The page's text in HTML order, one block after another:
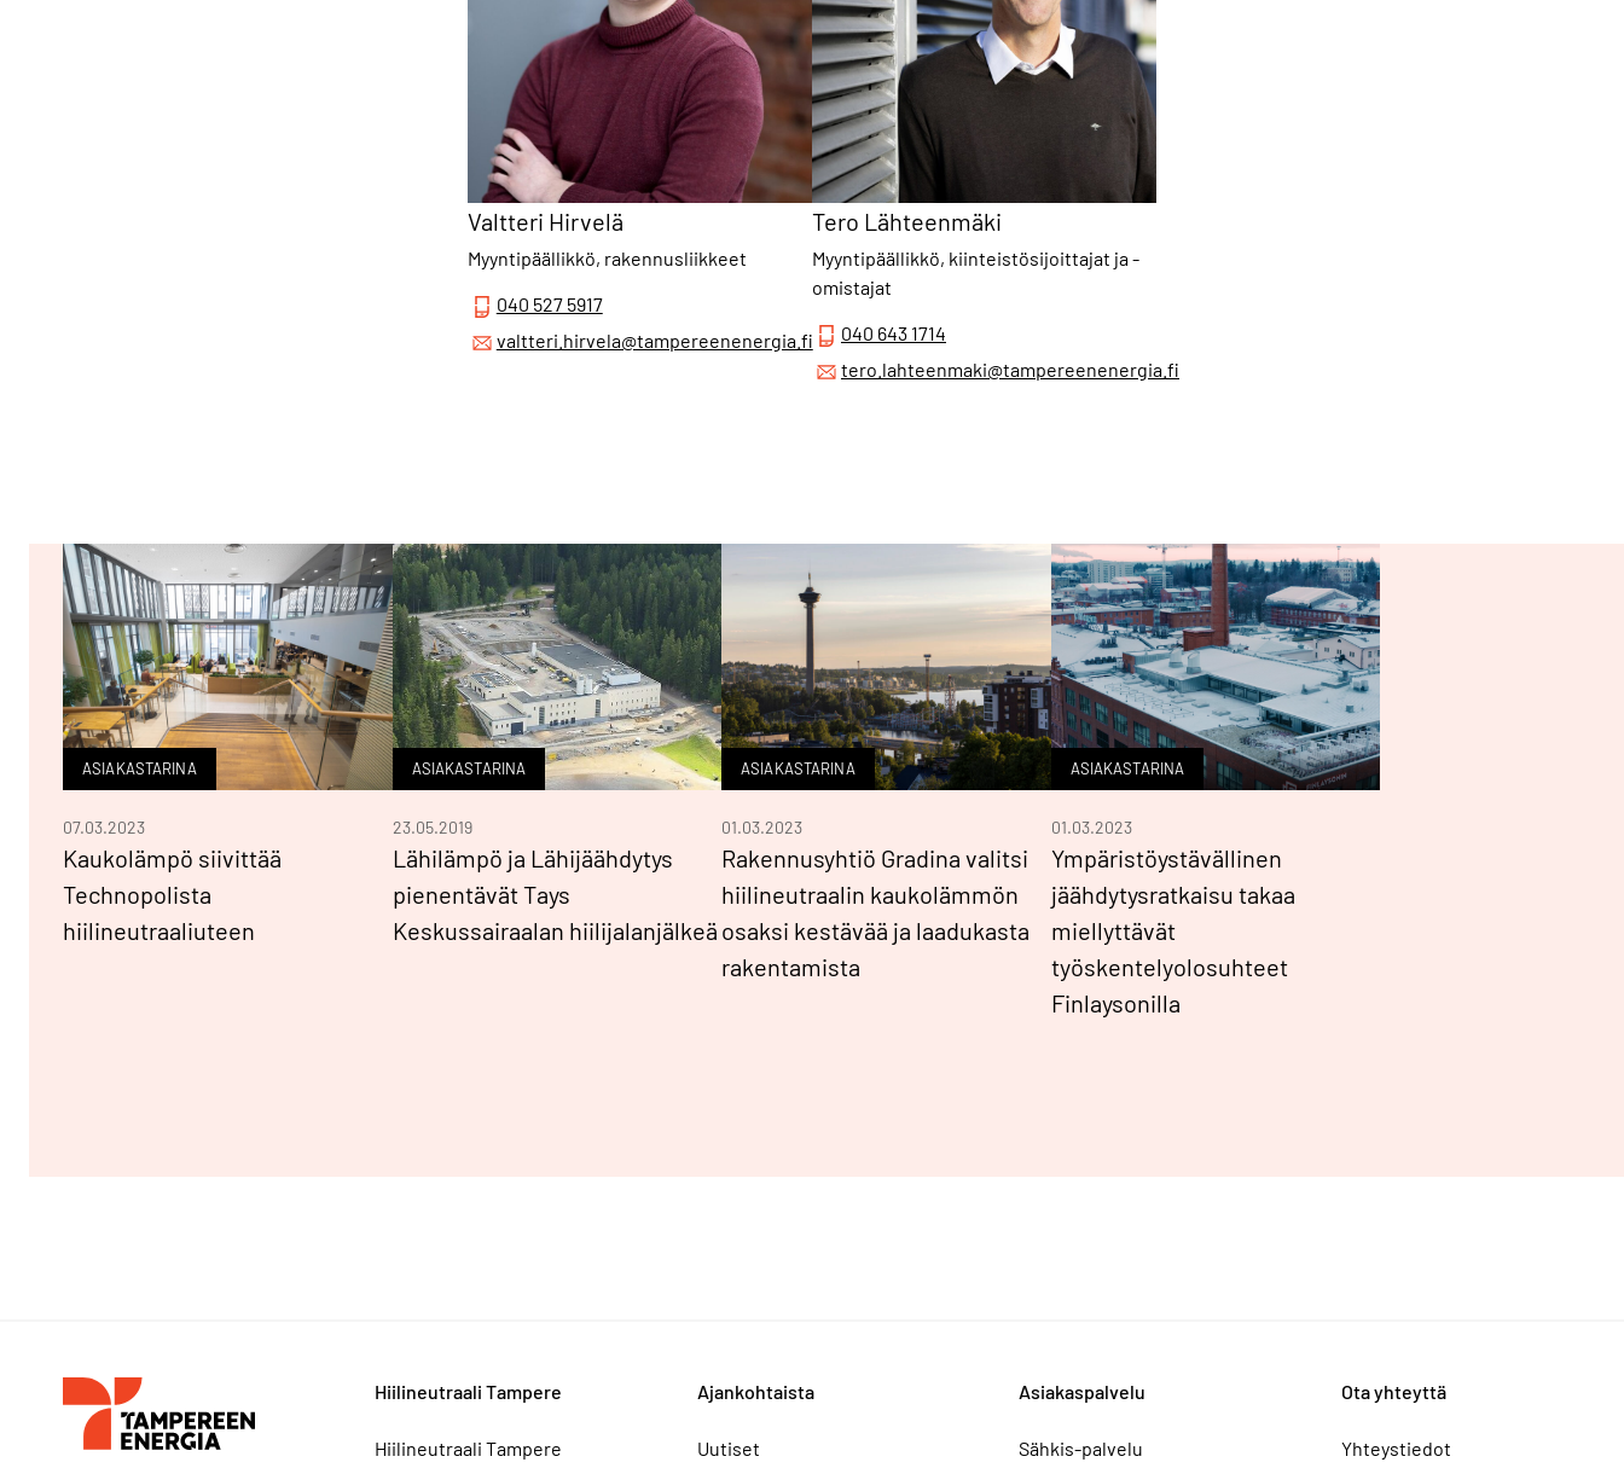
Valtteri Hirvelä
Myyntipäällikkö, rakennusliikkeet
040 527 5917
valtteri.hirvela@tampereenenergia.fi
Tero Lähteenmäki
Myyntipäällikkö, kiinteistösijoittajat ja -
omistajat
040 643 1714
tero.lahteenmaki@tampereenenergia.fi
ASIAKASTARINA
Kaukolämpö siivittää
Technopolista
hiilineutraaliuteen
07.03.2023
ASIAKASTARINA
Lähilämpö ja Lähijäähdytys
pienentävät Tays
Keskussairaalan hiilijalanjälkeä
23.05.2019
ASIAKASTARINA
Rakennusyhtiö Gradina valitsi
hiilineutraalin kaukolämmön
osaksi kestävää ja laadukasta
rakentamista
01.03.2023
ASIAKASTARINA
Ympäristöystävällinen
jäähdytysratkaisu takaa
miellyttävät
työskentelyolosuhteet
Finlaysonilla
01.03.2023
Hiilineutraali Tampere
Hiilineutraali Tampere
Ajankohtaista
Uutiset
Asiakaspalvelu
Sähkis-palvelu
Ota yhteyttä
Yhteystiedot